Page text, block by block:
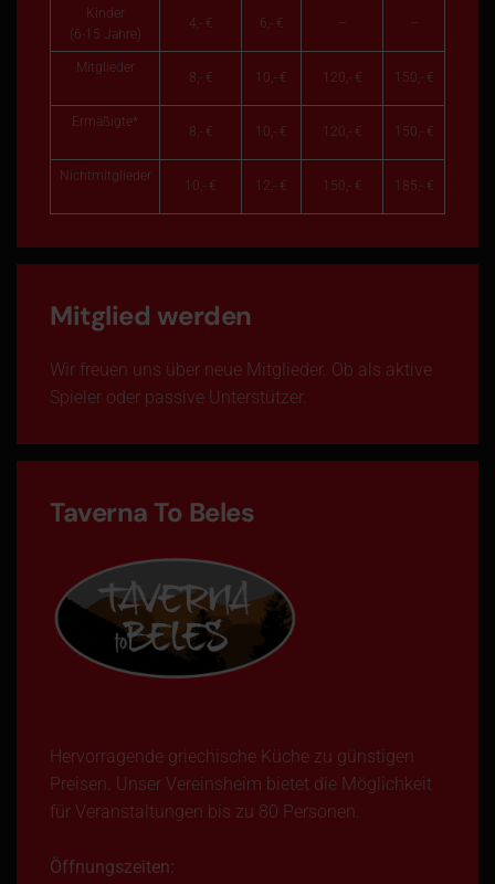
Kinder
(6-15 Jahre)
4,- € 6,- € – –
Mitglieder
8,- € 10,- € 120,- € 150,- €
Ermäßigte*
8,- € 10,- € 120,- € 150,- €
Nichtmitglieder
10,- € 12,- € 150,- € 185,- €
Mitglied werden
Wir freuen uns über neue Mitglieder. Ob als aktive
Spieler oder passive Unterstützer.
Taverna To Beles
Hervorragende griechische Küche zu günstigen
Preisen. Unser Vereinsheim bietet die Möglichkeit
für Veranstaltungen bis zu 80 Personen.
Öffnungszeiten: